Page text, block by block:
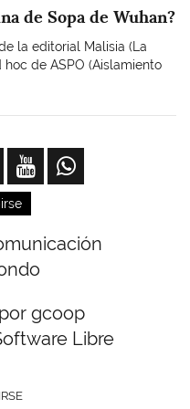
de Sopa de Wuhan?
la editorial Malisia (La
de ASPO (Aislamiento
gcoop
Libre